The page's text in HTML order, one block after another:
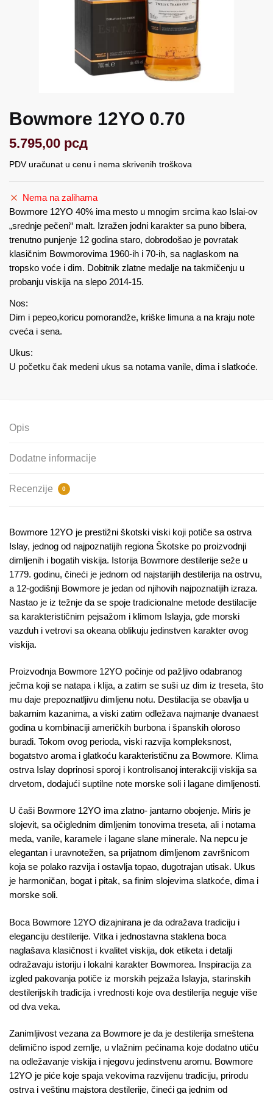
Bowmore 12YO 0.70
5.795,00 рсд
PDV uračunat u cenu i nema skrivenih troškova
Nema na zalihama
Bowmore 12YO 40% ima mesto u mnogim srcima kao Islai-ov
„srednje pečeni“ malt. Izražen jodni karakter sa puno bibera,
trenutno punjenje 12 godina staro, dobrodošao je povratak
klasičnim Bowmorovima 1960-ih i 70-ih, sa naglaskom na
tropsko voće i dim. Dobitnik zlatne medalje na takmičenju u
probanju viskija na slepo 2014-15.
Nos:
Dim i pepeo,koricu pomorandže, kriške limuna a na kraju note
cveća i sena.
Ukus:
U početku čak medeni ukus sa notama vanile, dima i slatkoće.
Opis
Dodatne informacije
Recenzije 0
Bowmore 12YO je prestižni škotski viski koji potiče sa ostrva
Islay, jednog od najpoznatijih regiona Škotske po proizvodnji
dimljenih i bogatih viskija. Istorija Bowmore destilerije seže u
1779. godinu, čineći je jednom od najstarijih destilerija na ostrvu,
a 12-godišnji Bowmore je jedan od njihovih najpoznatijih izraza.
Nastao je iz težnje da se spoje tradicionalne metode destilacije
sa karakterističnim pejsažom i klimom Islayja, gde morski
vazduh i vetrovi sa okeana oblikuju jedinstven karakter ovog
viskija.
Proizvodnja Bowmore 12YO počinje od pažljivo odabranog
ječma koji se natapa i klija, a zatim se suši uz dim iz treseta, što
mu daje prepoznatljivu dimljenu notu. Destilacija se obavlja u
bakarnim kazanima, a viski zatim odležava najmanje dvanaest
godina u kombinaciji američkih burbona i španskih oloroso
buradi. Tokom ovog perioda, viski razvija kompleksnost,
bogatstvo aroma i glatkoću karakterističnu za Bowmore. Klima
ostrva Islay doprinosi sporoj i kontrolisanoj interakciji viskija sa
drvetom, dodajući suptilne note morske soli i lagane dimljenosti.
U čaši Bowmore 12YO ima zlatno- jantarno obojenje. Miris je
slojevit, sa očiglednim dimljenim tonovima treseta, ali i notama
meda, vanile, karamele i lagane slane minerale. Na nepcu je
elegantan i uravnotežen, sa prijatnom dimljenom završnicom
koja se polako razvija i ostavlja topao, dugotrajan utisak. Ukus
je harmoničan, bogat i pitak, sa finim slojevima slatkoće, dima i
morske soli.
Boca Bowmore 12YO dizajnirana je da odražava tradiciju i
eleganciju destilerije. Vitka i jednostavna staklena boca
naglašava klasičnost i kvalitet viskija, dok etiketa i detalji
odražavaju istoriju i lokalni karakter Bowmorea. Inspiracija za
izgled pakovanja potiče iz morskih pejzaža Islayja, starinskih
destilerijskih tradicija i vrednosti koje ova destilerija neguje više
od dva veka.
Zanimljivost vezana za Bowmore je da je destilerija smeštena
delimično ispod zemlje, u vlažnim pećinama koje dodatno utiču
na odležavanje viskija i njegovu jedinstvenu aromu. Bowmore
12YO je piće koje spaja vekovima razvijenu tradiciju, prirodu
ostrva i veštinu majstora destilerije, čineći ga jednim od